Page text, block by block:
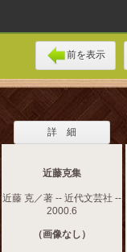
前を表示
詳 細
近藤克集
近藤 克／著 -- 近代文芸社 --
2000.6
（画像なし）